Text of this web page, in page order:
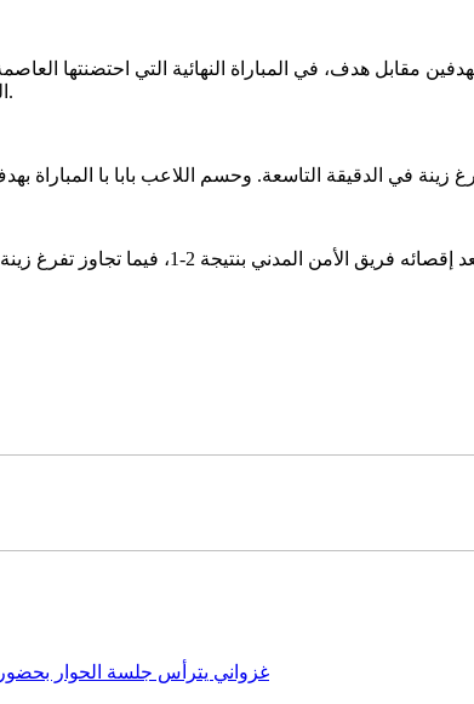
الذكرى 64 للاستقلال الوطني.
غزواني يترأس جلسة الحوار بحضور 40 شخصية سياسية (فيديو)